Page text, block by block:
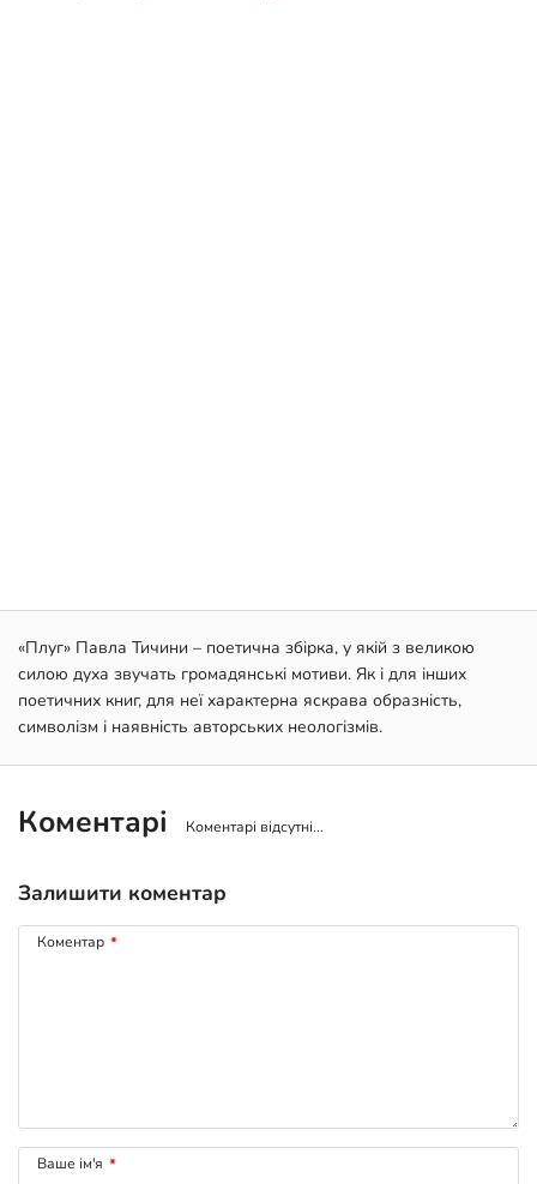
«Плуг» Павла Тичини – поетична збірка, у якій з великою
силою духа звучать громадянські мотиви. Як і для інших
поетичних книг, для неї характерна яскрава образність,
символізм і наявність авторських неологізмів.
Коментарі Коментарі відсутні...
Залишити коментар
Коментар *
Ваше ім'я *